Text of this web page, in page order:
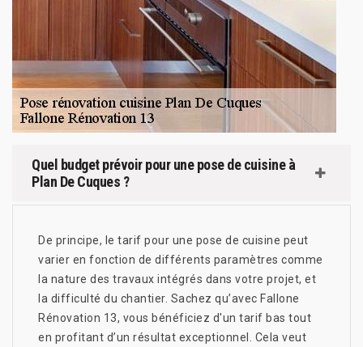
Quel budget prévoir pour une pose de cuisine à
Plan De Cuques ?
De principe, le tarif pour une pose de cuisine peut
varier en fonction de différents paramètres comme
la nature des travaux intégrés dans votre projet, et
la difficulté du chantier. Sachez qu’avec Fallone
Rénovation 13, vous bénéficiez d'un tarif bas tout
en profitant d’un résultat exceptionnel. Cela veut